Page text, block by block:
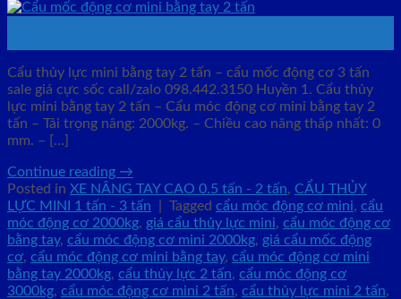
Cẩu thủy lực mini bằng tay 2 tấn – cẩu mốc động cơ 3 tấn
sale giá cực sốc call/zalo 098.442.3150 Huyền 1. Cẩu thủy
lực mini bằng tay 2 tấn – Cẩu móc động cơ mini bằng tay 2
tấn – Tải trọng nâng: 2000kg. – Chiều cao nâng thấp nhất: 0
mm. – […]
Continue reading →
Posted in XE NÂNG TAY CAO 0.5 tấn - 2 tấn, CẨU THỦY
LỰC MINI 1 tấn - 3 tấn
Tagged cẩu móc động cơ mini, cẩu
móc động cơ 2000kg, giá cẩu thủy lực mini, cẩu móc động cơ
bằng tay, cẩu móc động cơ mini 2000kg, giá cẩu mốc động
cơ, cẩu móc động cơ mini bằng tay, cẩu móc động cơ mini
bằng tay 2000kg, cẩu thủy lực 2 tấn, cẩu móc động cơ
3000kg, cẩu móc động cơ mini 2 tấn, cẩu thủy lực mini 2 tấn,